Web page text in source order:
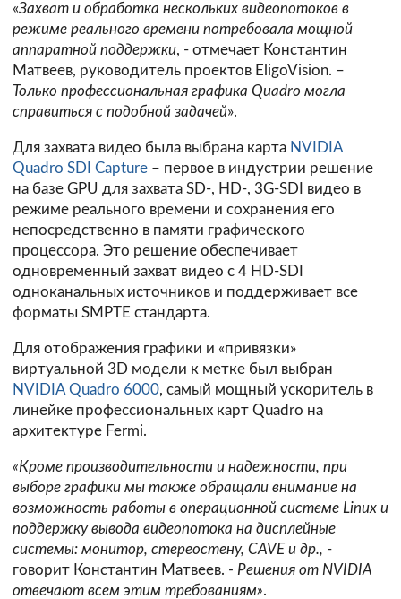
«Захват и обработка нескольких видеопотоков в
режиме реального времени потребовала мощной
аппаратной поддержки, - отмечает Константин
Матвеев, руководитель проектов EligoVision. –
Только профессиональная графика Quadro могла
справиться с подобной задачей».
Для захвата видео была выбрана карта NVIDIA
Quadro SDI Capture – первое в индустрии решение
на базе GPU для захвата SD-, HD-, 3G-SDI видео в
режиме реального времени и сохранения его
непосредственно в памяти графического
процессора. Это решение обеспечивает
одновременный захват видео с 4 HD-SDI
одноканальных источников и поддерживает все
форматы SMPTE стандарта.
Для отображения графики и «привязки»
виртуальной 3D модели к метке был выбран
NVIDIA Quadro 6000, самый мощный ускоритель в
линейке профессиональных карт Quadro на
архитектуре Fermi.
«Кроме производительности и надежности, при
выборе графики мы также обращали внимание на
возможность работы в операционной системе Linux и
поддержку вывода видеопотока на дисплейные
системы: монитор, стереостену, CAVE и др., -
говорит Константин Матвеев. - Решения от NVIDIA
отвечают всем этим требованиям».